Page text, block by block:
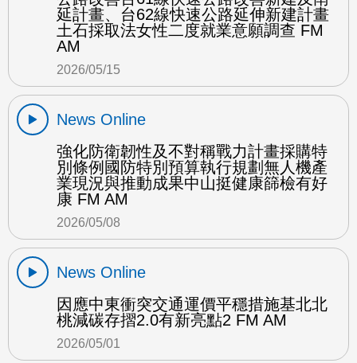
延計畫、台62線快速公路延伸新建計畫
土石採取法女性二度就業意願調查 FM
AM
2026/05/15
News Online
強化防衛韌性及不對稱戰力計畫採購特
別條例國防特別預算執行規劃無人機產
業現況與推動成果中山挺健康篩檢有好
康 FM AM
2026/05/08
News Online
因應中東衝突交通運價平穩措施基北北
桃減碳存摺2.0有新亮點2 FM AM
2026/05/01